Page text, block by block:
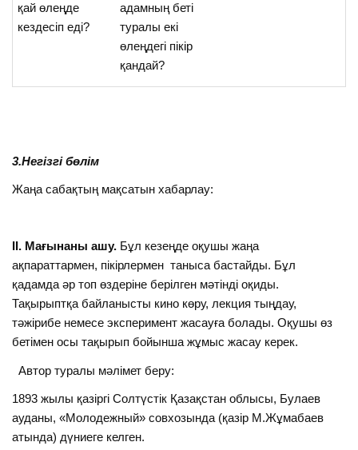
қай өлеңде
кездесіп еді?
адамның беті
туралы екі
өлеңдегі пікір
қандай?
3.Негізгі бөлім
Жаңа сабақтың мақсатын хабарлау:
ІІ. Мағынаны ашу. Бұл кезеңде оқушы жаңа
ақпараттармен, пікірлермен таныса бастайды. Бұл
қадамда әр топ өздеріне берілген мәтінді оқиды.
Тақырыптқа байланысты кино көру, лекция тыңдау,
тәжірибе немесе эксперимент жасауға болады. Оқушы өз
бетімен осы тақырып бойынша жұмыс жасау керек.
Автор туралы мәлімет беру:
1893 жылы қазіргі Солтүстік Қазақстан облысы, Булаев
ауданы, «Молодежный» совхозында (қазір М.Жұмабаев
атында) дүниеге келген.